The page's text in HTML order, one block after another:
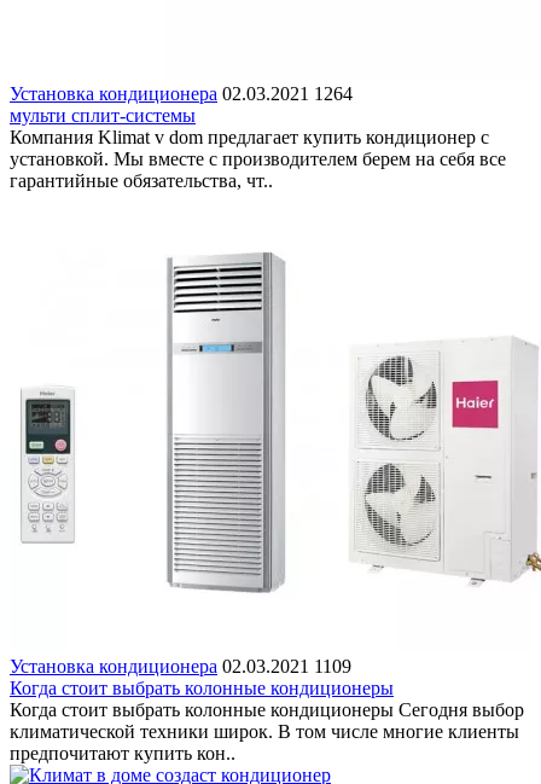
Установка кондиционера 02.03.2021 1264
мульти сплит-системы
Компания Klimat v dom предлагает купить кондиционер с
установкой. Мы вместе с производителем берем на себя все
гарантийные обязательства, чт..
Установка кондиционера 02.03.2021 1109
Когда стоит выбрать колонные кондиционеры
Когда стоит выбрать колонные кондиционеры Сегодня выбор
климатической техники широк. В том числе многие клиенты
предпочитают купить кон..